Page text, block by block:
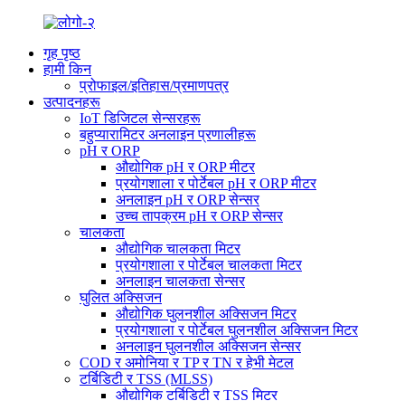
गृह पृष्ठ
हामी किन
प्रोफाइल/इतिहास/प्रमाणपत्र
उत्पादनहरू
IoT डिजिटल सेन्सरहरू
बहुप्यारामिटर अनलाइन प्रणालीहरू
pH र ORP
औद्योगिक pH र ORP मीटर
प्रयोगशाला र पोर्टेबल pH र ORP मीटर
अनलाइन pH र ORP सेन्सर
उच्च तापक्रम pH र ORP सेन्सर
चालकता
औद्योगिक चालकता मिटर
प्रयोगशाला र पोर्टेबल चालकता मिटर
अनलाइन चालकता सेन्सर
घुलित अक्सिजन
औद्योगिक घुलनशील अक्सिजन मिटर
प्रयोगशाला र पोर्टेबल घुलनशील अक्सिजन मिटर
अनलाइन घुलनशील अक्सिजन सेन्सर
COD र अमोनिया र TP र TN र हेभी मेटल
टर्बिडिटी र TSS (MLSS)
औद्योगिक टर्बिडिटी र TSS मिटर